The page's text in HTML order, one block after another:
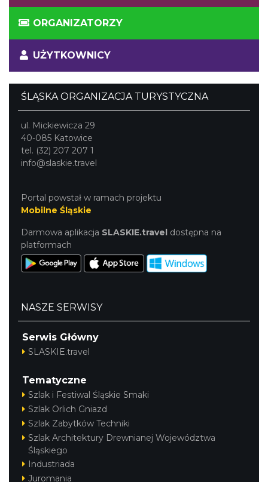
ORGANIZATORZY
UŻYTKOWNICY
ŚLĄSKA ORGANIZACJA TURYSTYCZNA
ul. Mickiewicza 29
40-085 Katowice
tel. (32) 207 207 1
info@slaskie.travel
Portal powstał w ramach projektu
Mobilne Śląskie
Darmowa aplikacja SLASKIE.travel dostępna na
platformach
NASZE SERWISY
Serwis Główny
SLASKIE.travel
Tematyczne
Szlak i Festiwal Śląskie Smaki
Szlak Orlich Gniazd
Szlak Zabytków Techniki
Szlak Architektury Drewnianej Województwa
Śląskiego
Industriada
Juromania